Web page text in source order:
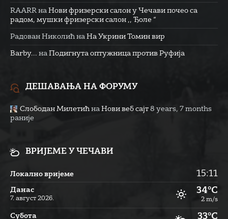
RAARR на Нови фризерски салон у Чечави почео са
радом, мушки фризерски салон ,, Ђоле “
Радован Николић на На Укрини Томин вир
Barby... на Подигнута оптужница против Руфија
ДЕШАВАЊА НА ФОРУМУ
Слободан Милетић на Нови веб сајт 8 years, 7 months
раније
ВРИЈЕМЕ У ЧЕЧАВИ
Локално вријеме 15:11
Данас
7. август 2026.
34°C
2 m/s
Субота 33°C